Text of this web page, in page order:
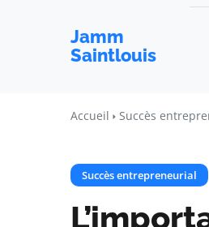
Jamm
Saintlouis
Accueil Succès
Succès entrepreneurial